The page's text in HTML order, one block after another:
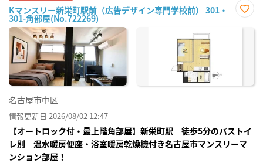
Kマンスリー新栄町駅前（広告デザイン専門学校前） 301・
301-角部屋(No.722269)
に入
名古屋市中区
情報更新日 2026/08/02 12:47
【オートロック付・最上階角部屋】新栄町駅 徒歩5分のバストイ
レ別 温水暖房便座・浴室暖房乾燥機付き名古屋市マンスリーマ
ンション部屋！